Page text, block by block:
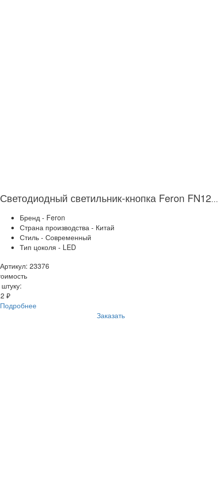
Светодиодный светильник-кнопка Feron FN1205 (3шт.) 23376
Бренд - Feron
Страна производства - Китай
Стиль - Современный
Тип цоколя - LED
Артикул: 23376
₽
Подробнее
Заказать